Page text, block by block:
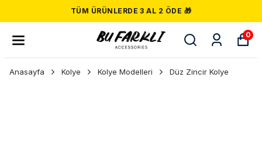
TÜM ÜRÜNLERDE 3 AL 2 ÖDE 🎁
0
Anasayfa Kolye Kolye Modelleri Düz Zincir Kolye